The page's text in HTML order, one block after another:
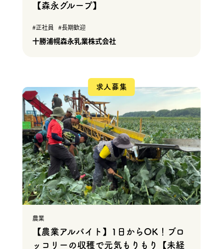
【森永グループ】
正社員 長期歓迎
十勝浦幌森永乳業株式会社
求人募集
農業
【農業アルバイト】1日からOK！ブロ
ッコリーの収穫で元気もりもり【未経